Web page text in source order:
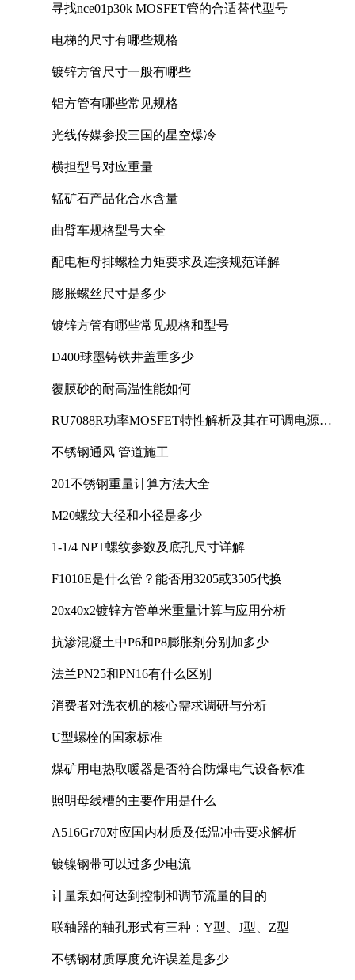
寻找nce01p30k MOSFET管的合适替代型号
电梯的尺寸有哪些规格
镀锌方管尺寸一般有哪些
铝方管有哪些常见规格
光线传媒参投三国的星空爆冷
横担型号对应重量
锰矿石产品化合水含量
曲臂车规格型号大全
配电柜母排螺栓力矩要求及连接规范详解
膨胀螺丝尺寸是多少
镀锌方管有哪些常见规格和型号
D400球墨铸铁井盖重多少
覆膜砂的耐高温性能如何
RU7088R功率MOSFET特性解析及其在可调电源设
不锈钢通风 管道施工
201不锈钢重量计算方法大全
M20螺纹大径和小径是多少
1-1/4 NPT螺纹参数及底孔尺寸详解
F1010E是什么管？能否用3205或3505代换
20x40x2镀锌方管单米重量计算与应用分析
抗渗混凝土中P6和P8膨胀剂分别加多少
法兰PN25和PN16有什么区别
消费者对洗衣机的核心需求调研与分析
U型螺栓的国家标准
煤矿用电热取暖器是否符合防爆电气设备标准
照明母线槽的主要作用是什么
A516Gr70对应国内材质及低温冲击要求解析
镀镍钢带可以过多少电流
计量泵如何达到控制和调节流量的目的
联轴器的轴孔形式有三种：Y型、J型、Z型
不锈钢材质厚度允许误差是多少